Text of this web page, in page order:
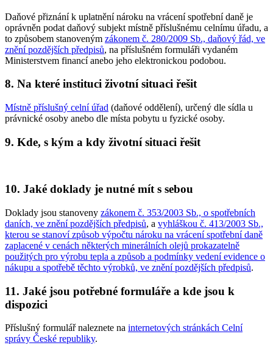
Daňové přiznání k uplatnění nároku na vrácení spotřební daně je
oprávněn podat daňový subjekt místně příslušnému celnímu úřadu, a
to způsobem stanoveným zákonem č. 280/2009 Sb., daňový řád, ve
znění pozdějších předpisů, na příslušném formuláři vydaném
Ministerstvem financí anebo jeho elektronickou podobou.
8. Na které instituci životní situaci řešit
Místně příslušný celní úřad (daňové oddělení), určený dle sídla u
právnické osoby anebo dle místa pobytu u fyzické osoby.
9. Kde, s kým a kdy životní situaci řešit
10. Jaké doklady je nutné mít s sebou
Doklady jsou stanoveny zákonem č. 353/2003 Sb., o spotřebních
daních, ve znění pozdějších předpisů, a vyhláškou č. 413/2003 Sb.,
kterou se stanoví způsob výpočtu nároku na vrácení spotřební daně
zaplacené v cenách některých minerálních olejů prokazatelně
použitých pro výrobu tepla a způsob a podmínky vedení evidence o
nákupu a spotřebě těchto výrobků, ve znění pozdějších předpisů.
11. Jaké jsou potřebné formuláře a kde jsou k
dispozici
Příslušný formulář naleznete na internetových stránkách Celní
správy České republiky.